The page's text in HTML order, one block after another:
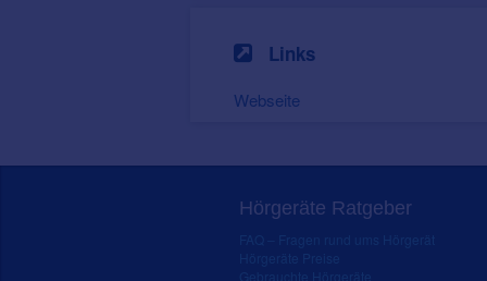
Links
Webseite
Hörgeräte Ratgeber